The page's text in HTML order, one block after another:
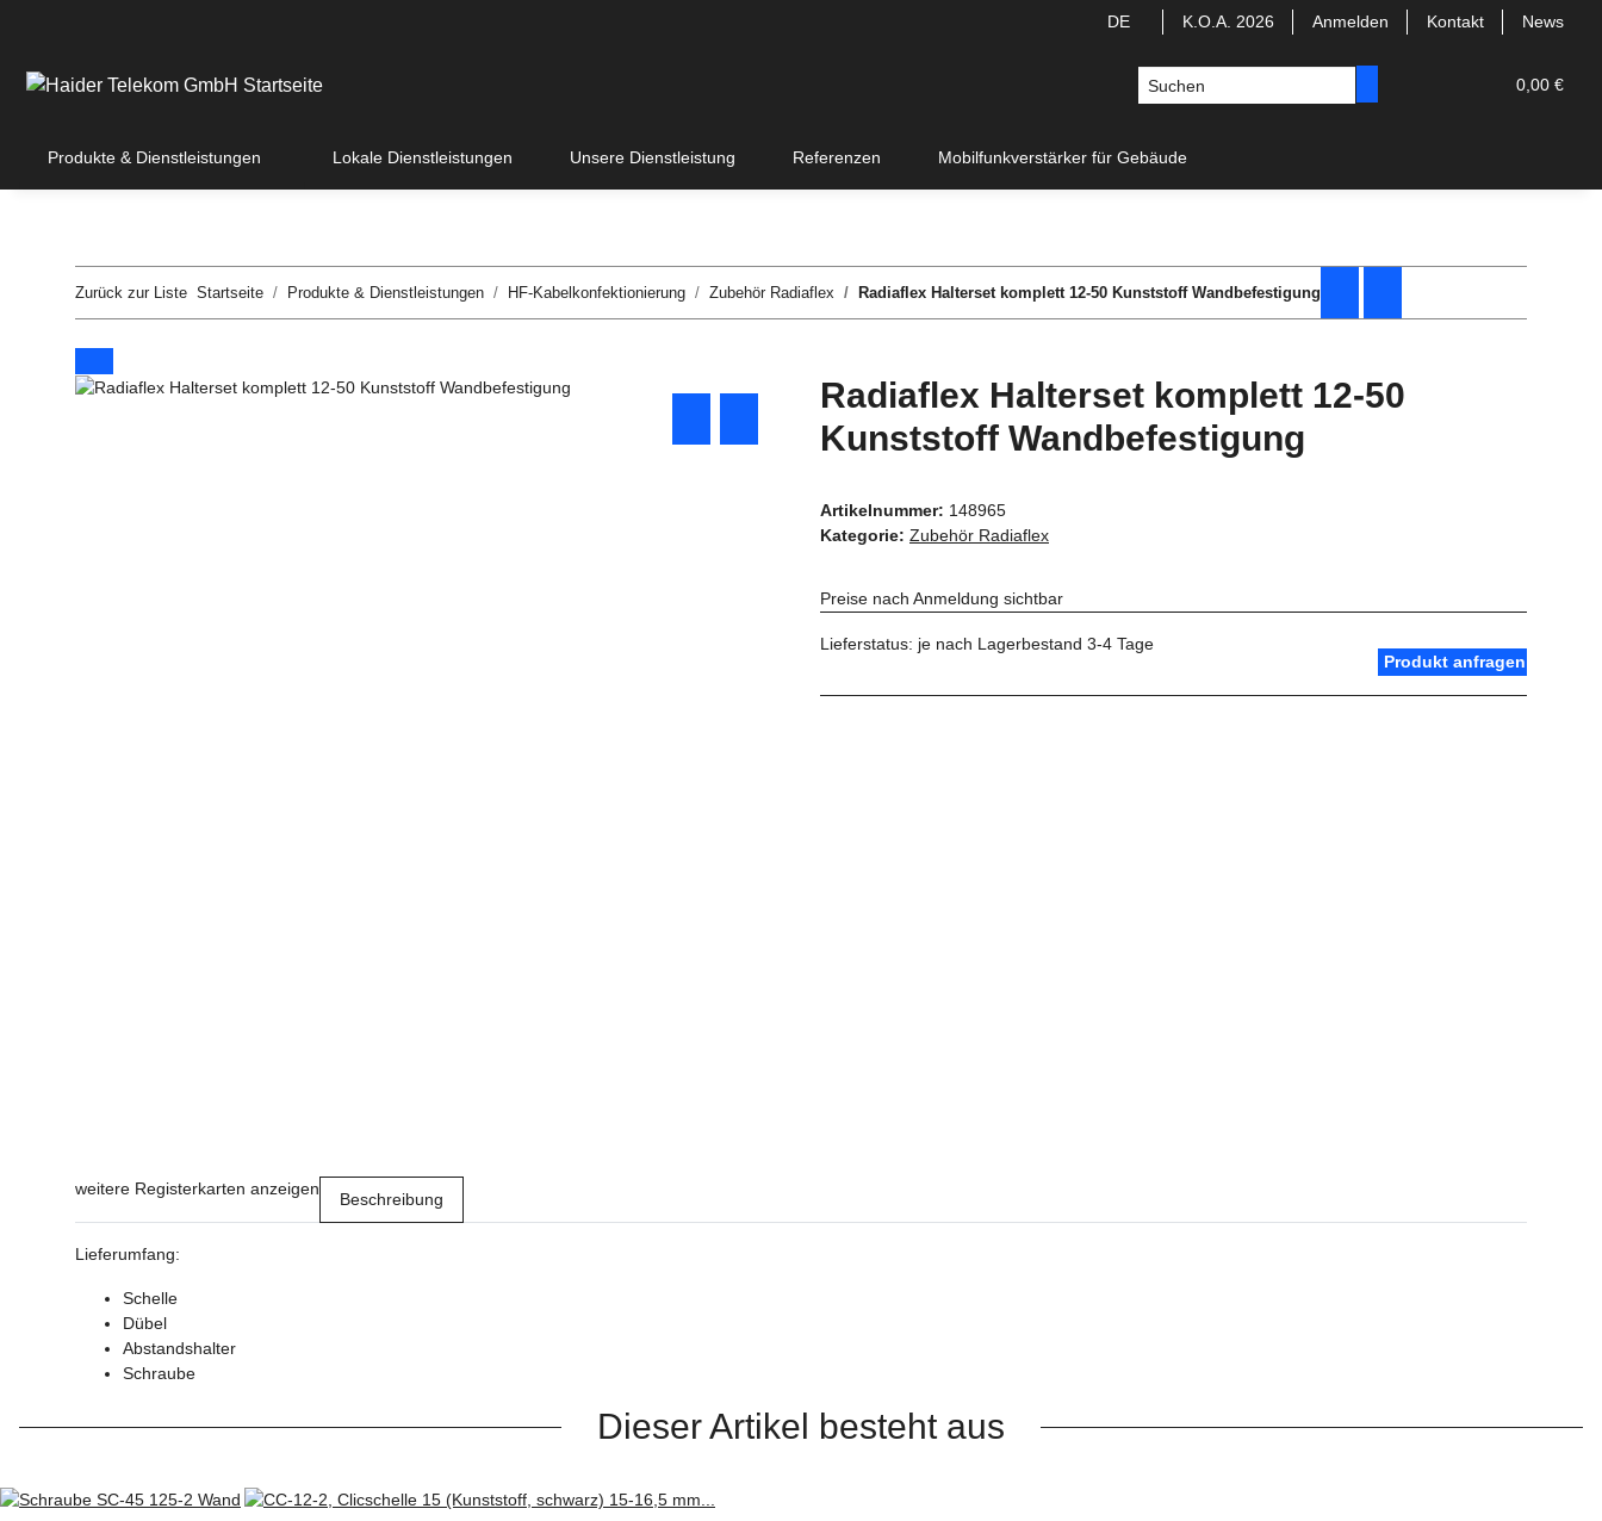
DE K.O.A. 2026 Anmelden Kontakt News
0,00 €
Produkte & Dienstleistungen Lokale Dienstleistungen Unsere Dienstleistung Referenzen Mobilfunkverstärker für Gebäude
Zurück zur Liste Startseite Produkte & Dienstleistungen HF-Kabelkonfektionierung Zubehör Radiaflex Radiaflex Halterset komplett 12-50 Kunststoff Wandbefestigung
Radiaflex Halterset komplett 12-50
Kunststoff Wandbefestigung
Artikelnummer: 148965
Kategorie: Zubehör Radiaflex
Preise nach Anmeldung sichtbar
Lieferstatus: je nach Lagerbestand 3-4 Tage
Produkt anfragen
weitere Registerkarten anzeigen
Beschreibung
Lieferumfang:
Schelle
Dübel
Abstandshalter
Schraube
Dieser Artikel besteht aus